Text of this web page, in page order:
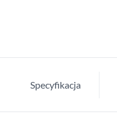
Specyfikacja